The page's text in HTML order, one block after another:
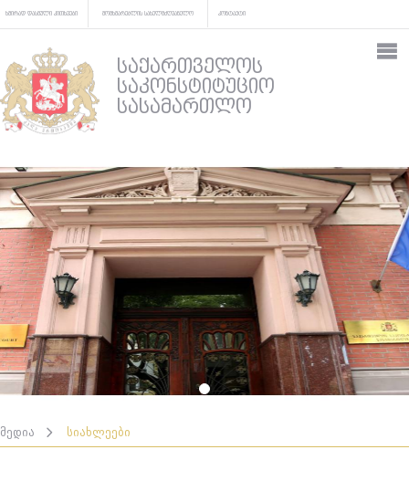
ხშირად დასმული კითხვები მომხმარებლის სახელმძღვანელო კონტაქტი
საქართველოს
საკონსტიტუციო
სასამართლო
მედია სიახლეები